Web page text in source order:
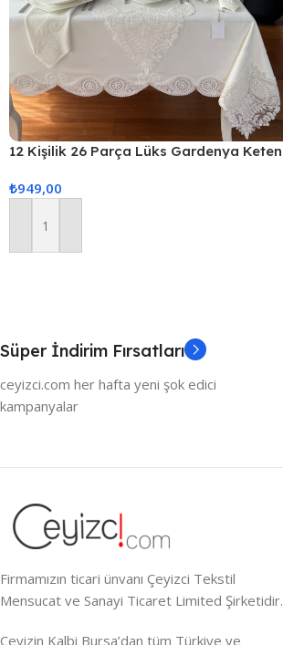
12 Kişilik 26 Parça Lüks Gardenya Keten
₺949,00
Sepete Ekle
Süper İndirim Fırsatları
ceyizci.com her hafta yeni şok edici
kampanyalar
Firmamızın ticari ünvanı Çeyizci Tekstil
Mensucat ve Sanayi Ticaret Limited Şirketidir.
Çeyizin Kalbi Bursa’dan tüm Türkiye ve